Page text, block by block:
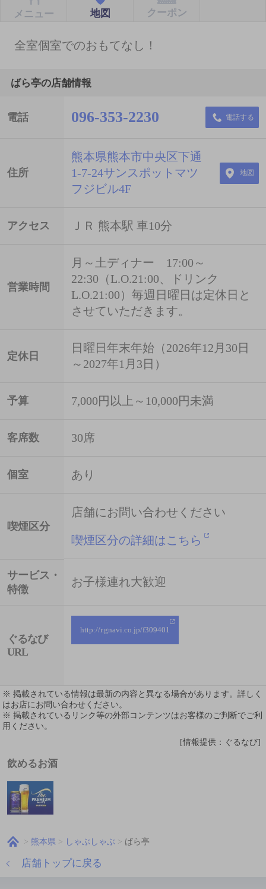
メニュー 地図 クーポン
全室個室でのおもてなし！
ばら亭の店舗情報
電話 096-353-2230 電話する
住所
熊本県熊本市中央区下通
1-7-24サンスポットマツ
フジビル4F
地図
アクセス ＪＲ 熊本駅 車10分
営業時間
月～土ディナー 17:00～
22:30（L.O.21:00、ドリンク
L.O.21:00）毎週日曜日は定休日と
させていただきます。
定休日
日曜日年末年始（2026年12月30日
～2027年1月3日）
予算 7,000円以上～10,000円未満
客席数 30席
個室 あり
喫煙区分
店舗にお問い合わせください
喫煙区分の詳細はこちら
サービス・
特徴
お子様連れ大歓迎
ぐるなび
URL
http://r.gnavi.co.jp/f309401
※ 掲載されている情報は最新の内容と異なる場合があります。詳しく
はお店にお問い合わせください。
※ 掲載されているリンク等の外部コンテンツはお客様のご判断でご利
用ください。
[情報提供：ぐるなび]
飲めるお酒
熊本県 しゃぶしゃぶ ばら亭
店舗トップに戻る